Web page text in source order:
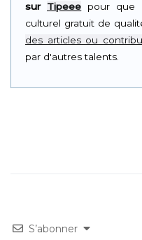
sur Tipeee pour que
culturel gratuit de
des articles ou
par d'autres talents.
S’abonner